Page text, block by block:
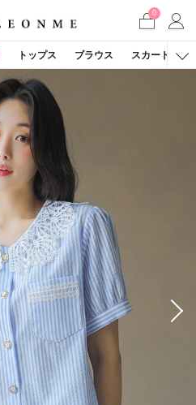
0
トップス ブラウス スカート